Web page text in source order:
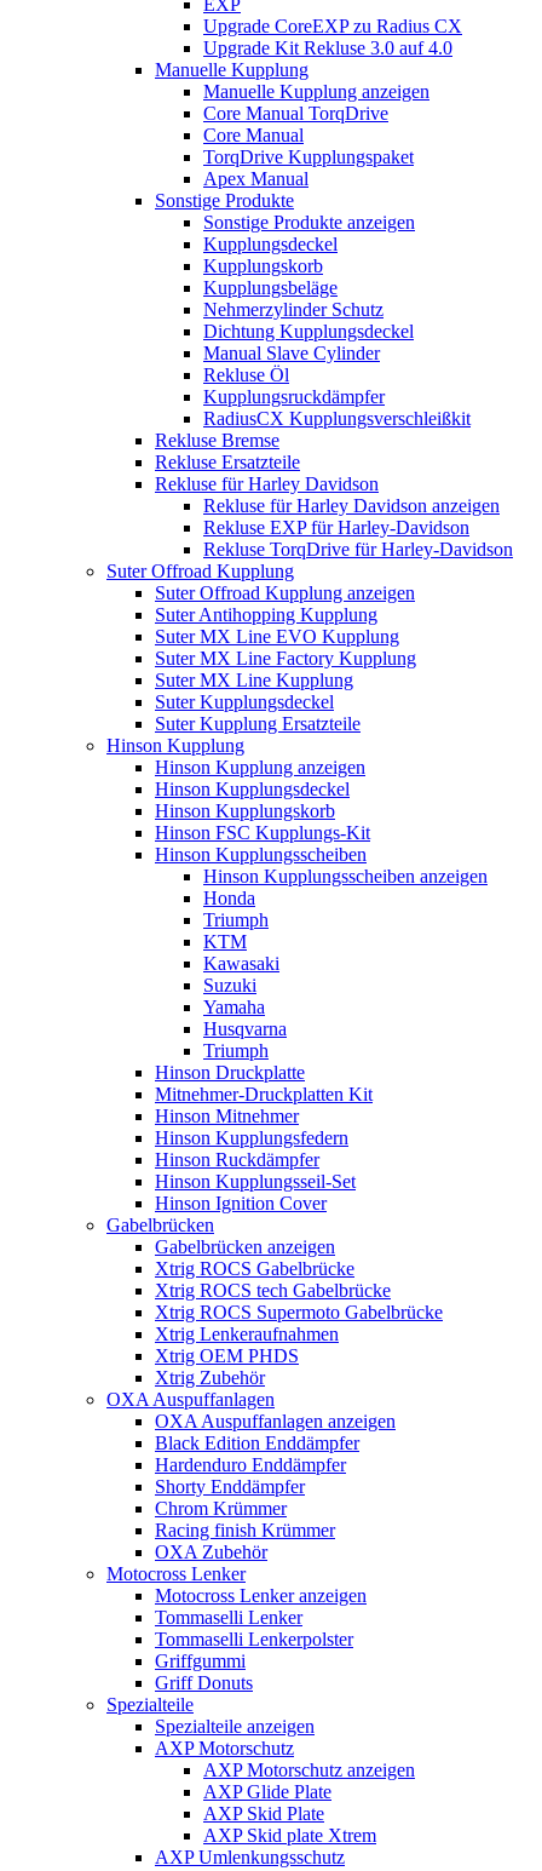
Upgrade CoreEXP zu Radius CX
Upgrade Kit Rekluse 3.0 auf 4.0
Manuelle Kupplung
Manuelle Kupplung anzeigen
Core Manual TorqDrive
Core Manual
TorqDrive Kupplungspaket
Apex Manual
Sonstige Produkte
Sonstige Produkte anzeigen
Kupplungsdeckel
Kupplungskorb
Kupplungsbeläge
Nehmerzylinder Schutz
Dichtung Kupplungsdeckel
Manual Slave Cylinder
Rekluse Öl
Kupplungsruckdämpfer
RadiusCX Kupplungsverschleißkit
Rekluse Bremse
Rekluse Ersatzteile
Rekluse für Harley Davidson
Rekluse für Harley Davidson anzeigen
Rekluse EXP für Harley-Davidson
Rekluse TorqDrive für Harley-Davidson
Suter Offroad Kupplung
Suter Offroad Kupplung anzeigen
Suter Antihopping Kupplung
Suter MX Line EVO Kupplung
Suter MX Line Factory Kupplung
Suter MX Line Kupplung
Suter Kupplungsdeckel
Suter Kupplung Ersatzteile
Hinson Kupplung
Hinson Kupplung anzeigen
Hinson Kupplungsdeckel
Hinson Kupplungskorb
Hinson FSC Kupplungs-Kit
Hinson Kupplungsscheiben
Hinson Kupplungsscheiben anzeigen
Honda
Triumph
KTM
Kawasaki
Suzuki
Yamaha
Husqvarna
Triumph
Hinson Druckplatte
Mitnehmer-Druckplatten Kit
Hinson Mitnehmer
Hinson Kupplungsfedern
Hinson Ruckdämpfer
Hinson Kupplungsseil-Set
Hinson Ignition Cover
Gabelbrücken
Gabelbrücken anzeigen
Xtrig ROCS Gabelbrücke
Xtrig ROCS tech Gabelbrücke
Xtrig ROCS Supermoto Gabelbrücke
Xtrig Lenkeraufnahmen
Xtrig OEM PHDS
Xtrig Zubehör
OXA Auspuffanlagen
OXA Auspuffanlagen anzeigen
Black Edition Enddämpfer
Hardenduro Enddämpfer
Shorty Enddämpfer
Chrom Krümmer
Racing finish Krümmer
OXA Zubehör
Motocross Lenker
Motocross Lenker anzeigen
Tommaselli Lenker
Tommaselli Lenkerpolster
Griffgummi
Griff Donuts
Spezialteile
Spezialteile anzeigen
AXP Motorschutz
AXP Motorschutz anzeigen
AXP Glide Plate
AXP Skid Plate
AXP Skid plate Xtrem
AXP Umlenkungsschutz